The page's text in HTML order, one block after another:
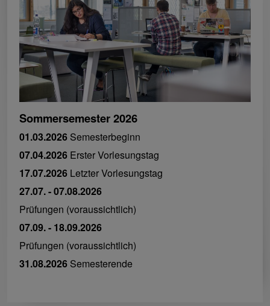
Sommersemester 2026
01.03.2026 Semesterbeginn
07.04.2026 Erster Vorlesungstag
17.07.2026 Letzter Vorlesungstag
27.07. - 07.08.2026
Prüfungen (voraussichtlich)
07.09. - 18.09.2026
Prüfungen (voraussichtlich)
31.08.2026 Semesterende